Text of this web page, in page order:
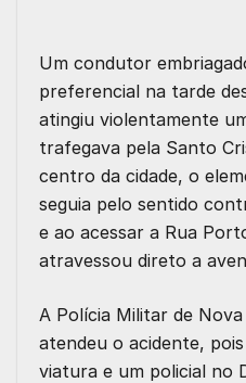
Um condutor
preferencial na tarde
atingiu violentamente
trafegava pela Santo
centro da cidade, o
seguia pelo sentido
e ao acessar a Rua
atravessou direto a
A Polícia Militar de
atendeu o acidente,
viatura e um policial no